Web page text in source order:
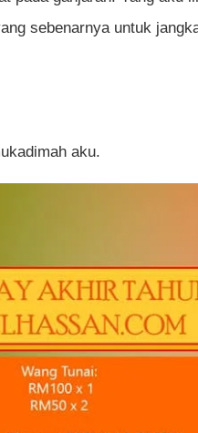
sebenarnya untuk
aku.